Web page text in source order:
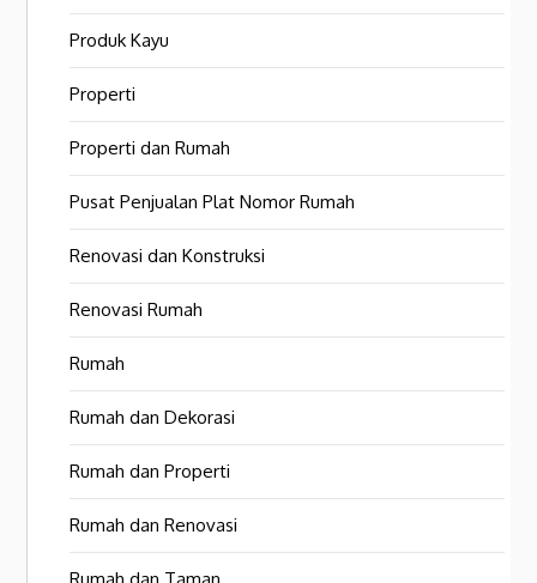
Produk Kayu
Properti
Properti dan Rumah
Pusat Penjualan Plat Nomor Rumah
Renovasi dan Konstruksi
Renovasi Rumah
Rumah
Rumah dan Dekorasi
Rumah dan Properti
Rumah dan Renovasi